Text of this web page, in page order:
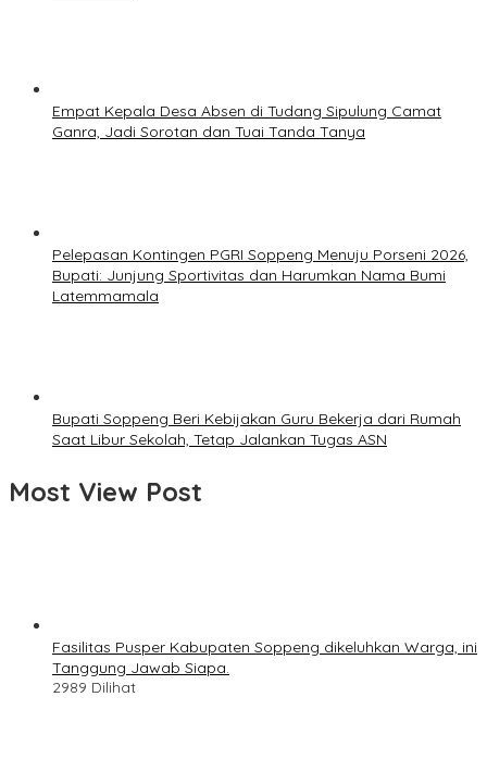
Empat Kepala Desa Absen di Tudang Sipulung Camat
Ganra, Jadi Sorotan dan Tuai Tanda Tanya
Pelepasan Kontingen PGRI Soppeng Menuju Porseni 2026,
Bupati: Junjung Sportivitas dan Harumkan Nama Bumi
Latemmamala
Bupati Soppeng Beri Kebijakan Guru Bekerja dari Rumah
Saat Libur Sekolah, Tetap Jalankan Tugas ASN
Most View Post
Fasilitas Pusper Kabupaten Soppeng dikeluhkan Warga, ini
Tanggung Jawab Siapa.
2989 Dilihat